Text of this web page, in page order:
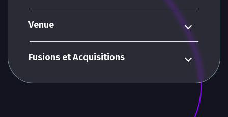
Venue
Fusions et Acquisitions